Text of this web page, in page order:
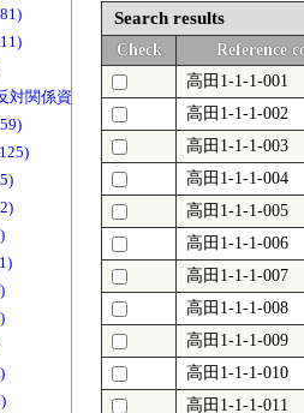
対関係資料(20)
Search results
Check Reference
高田1-1-1-001
高田1-1-1-002
高田1-1-1-003
高田1-1-1-004
高田1-1-1-005
高田1-1-1-006
高田1-1-1-007
高田1-1-1-008
高田1-1-1-009
高田1-1-1-010
高田1-1-1-011